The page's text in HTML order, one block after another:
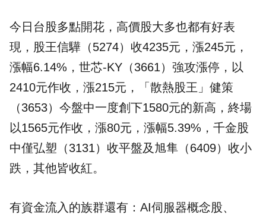
今日台股多點開花，高價股大多也都有好表
現，股王信驊（5274）收4235元，漲245元，
漲幅6.14%， 世芯-KY （3661）強攻漲停，以
2410元作收，漲215元，「散熱股王」健策
（3653）今盤中一度創下1580元的新高，終場
以1565元作收，漲80元，漲幅5.39%，千金股
中僅弘塑（3131）收平盤及旭隼（6409）收小
跌，其他皆收紅。
有資金流入的族群還有： AI伺服器概念股、